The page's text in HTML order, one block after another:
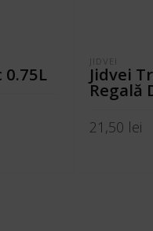
JIDVEI
Jidvei
Regală
21,50 lei